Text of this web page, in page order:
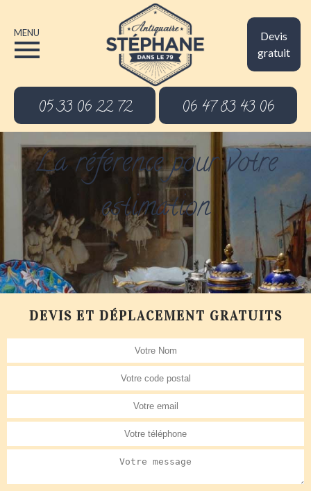
Devis
gratuit
MENU
05 33 06 22 72 06 47 83 43 06
La référence pour votre
estimation
DEVIS ET DÉPLACEMENT GRATUITS